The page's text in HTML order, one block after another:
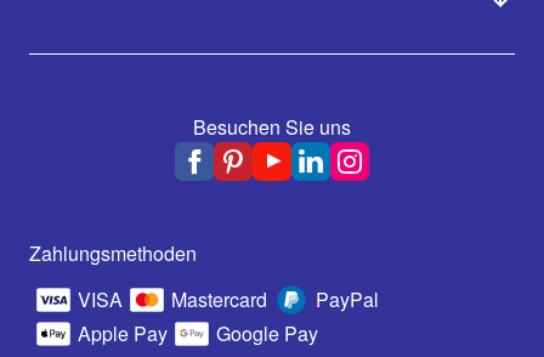
Besuchen Sie uns
Zahlungsmethoden
VISA
Mastercard
PayPal
Apple Pay
Google Pay